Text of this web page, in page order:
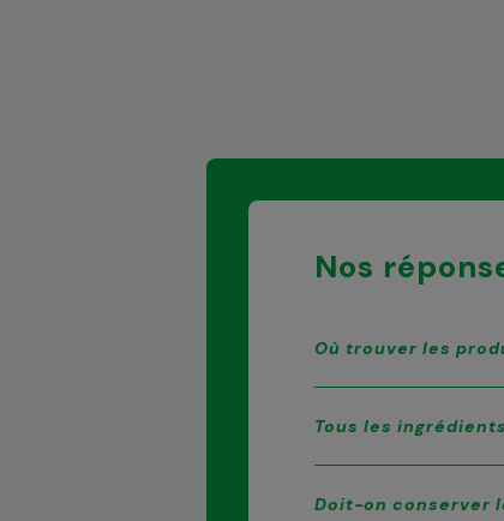
Nos
Où trouver les
Tous les
Doit-on conserver